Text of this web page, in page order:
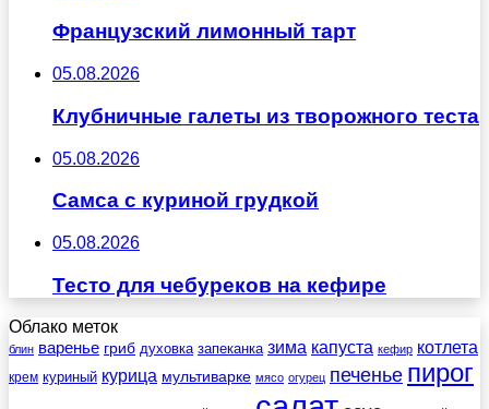
Французский лимонный тарт
05.08.2026
Клубничные галеты из творожного теста
05.08.2026
Самса с куриной грудкой
05.08.2026
Тесто для чебуреков на кефире
Облако меток
блин варенье гриб духовка запеканка зима капуста кефир котлета
крем куриный курица мультиварке мясо огурец печенье пирог